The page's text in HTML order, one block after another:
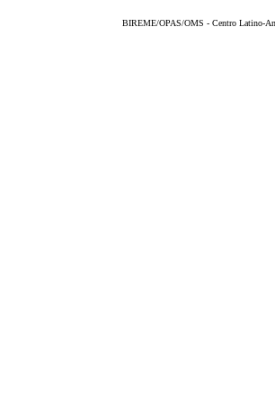
BIREME/OPAS/OMS - Centro Latino-